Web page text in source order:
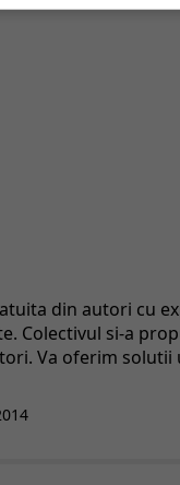
din autori cu
Colectivul si-a
Va oferim solutii